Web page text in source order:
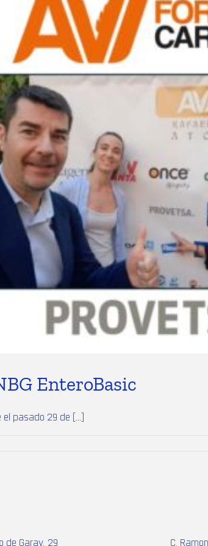
EnteroBasic
pasado 29 de [...]
de Garay, 29 C.